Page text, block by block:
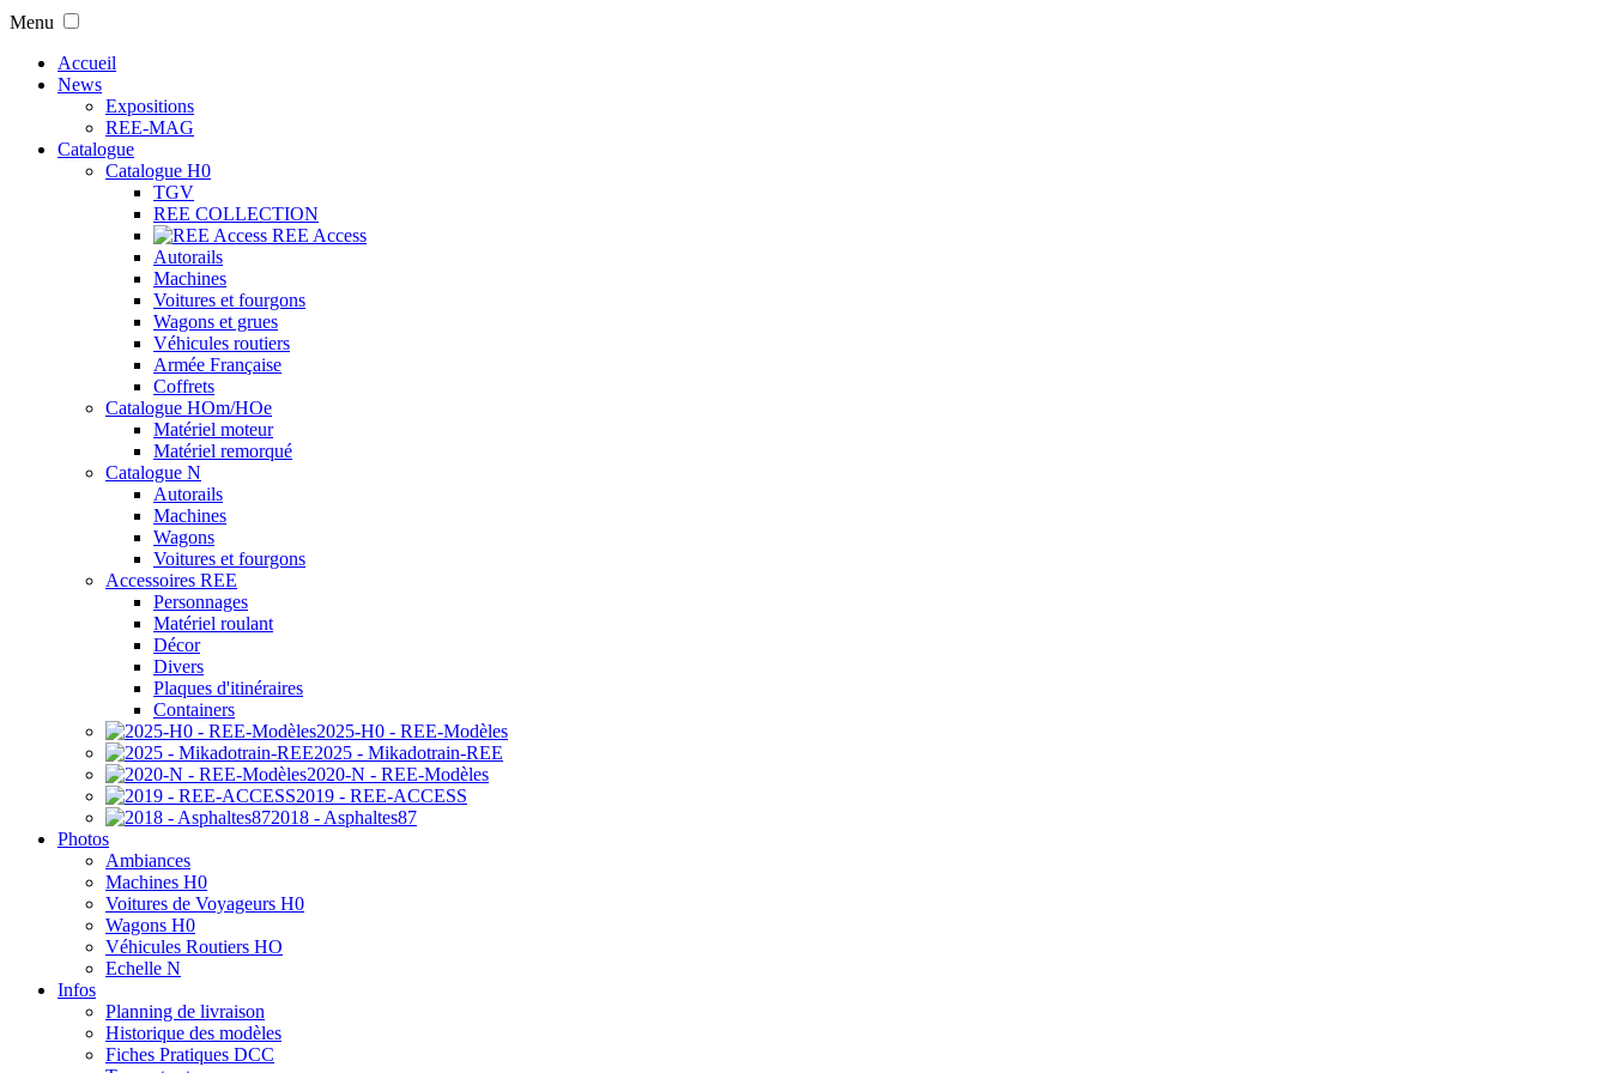
Menu
Accueil
News
Expositions
REE-MAG
Catalogue
Catalogue H0
TGV
REE COLLECTION
REE Access
Autorails
Machines
Voitures et fourgons
Wagons et grues
Véhicules routiers
Armée Française
Coffrets
Catalogue HOm/HOe
Matériel moteur
Matériel remorqué
Catalogue N
Autorails
Machines
Wagons
Voitures et fourgons
Accessoires REE
Personnages
Matériel roulant
Décor
Divers
Plaques d'itinéraires
Containers
2025-H0 - REE-Modèles
2025 - Mikadotrain-REE
2020-N - REE-Modèles
2019 - REE-ACCESS
2018 - Asphaltes87
Photos
Ambiances
Machines H0
Voitures de Voyageurs H0
Wagons H0
Véhicules Routiers HO
Echelle N
Infos
Planning de livraison
Historique des modèles
Fiches Pratiques DCC